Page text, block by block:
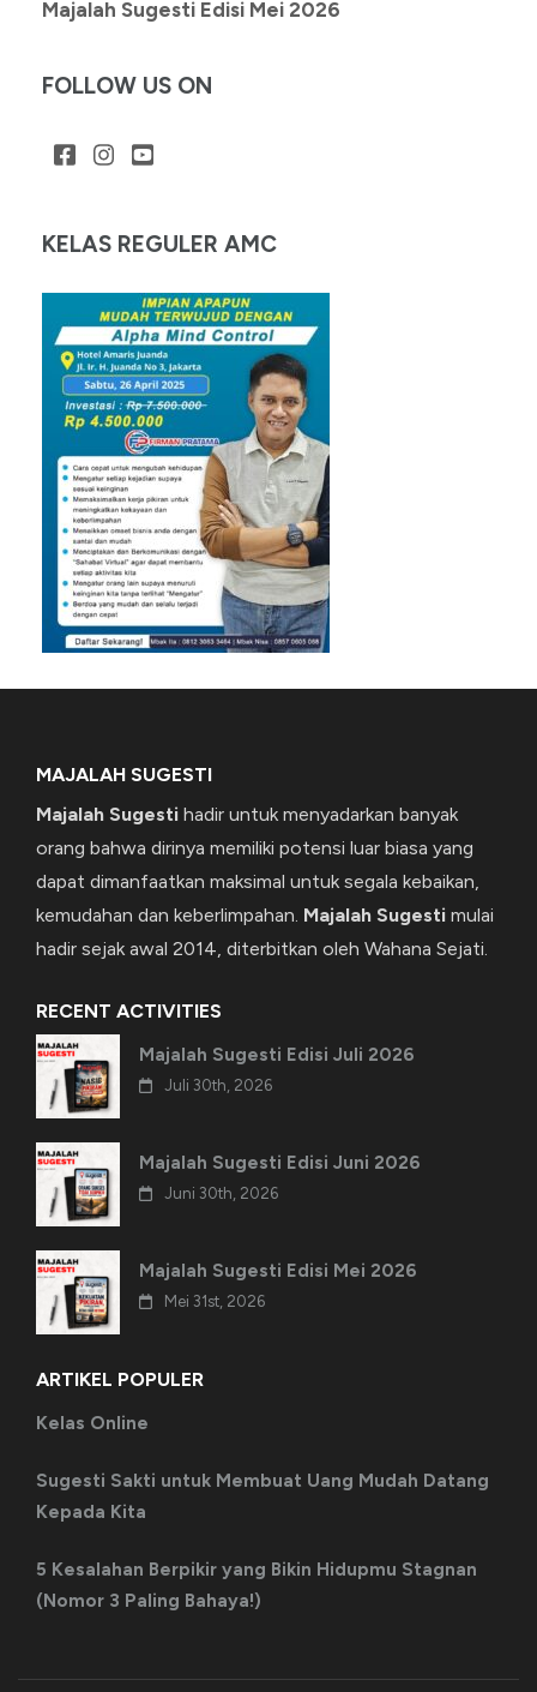
Majalah Sugesti Edisi Mei 2026
FOLLOW US ON
KELAS REGULER AMC
MAJALAH SUGESTI
Majalah Sugesti hadir untuk menyadarkan banyak
orang bahwa dirinya memiliki potensi luar biasa yang
dapat dimanfaatkan maksimal untuk segala kebaikan,
kemudahan dan keberlimpahan. Majalah Sugesti mulai
hadir sejak awal 2014, diterbitkan oleh Wahana Sejati.
RECENT ACTIVITIES
Majalah Sugesti Edisi Juli 2026
Juli 30th, 2026
Majalah Sugesti Edisi Juni 2026
Juni 30th, 2026
Majalah Sugesti Edisi Mei 2026
Mei 31st, 2026
ARTIKEL POPULER
Kelas Online
Sugesti Sakti untuk Membuat Uang Mudah Datang
Kepada Kita
5 Kesalahan Berpikir yang Bikin Hidupmu Stagnan
(Nomor 3 Paling Bahaya!)